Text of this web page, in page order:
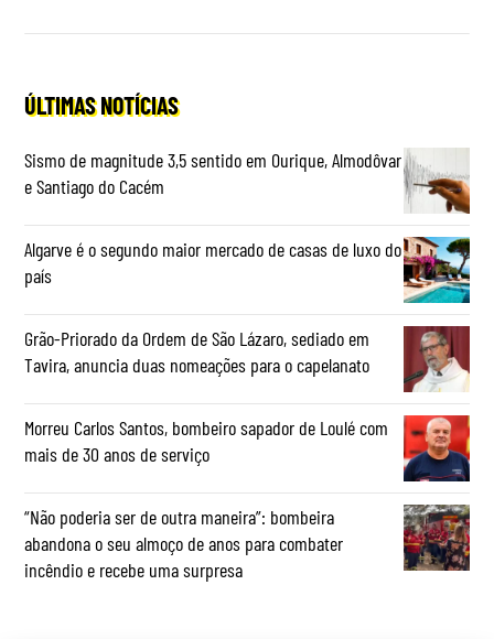
ÚLTIMAS NOTÍCIAS
Sismo de magnitude 3,5 sentido em Ourique, Almodôvar
e Santiago do Cacém
Algarve é o segundo maior mercado de casas de luxo do
país
Grão-Priorado da Ordem de São Lázaro, sediado em
Tavira, anuncia duas nomeações para o capelanato
Morreu Carlos Santos, bombeiro sapador de Loulé com
mais de 30 anos de serviço
“Não poderia ser de outra maneira”: bombeira
abandona o seu almoço de anos para combater
incêndio e recebe uma surpresa